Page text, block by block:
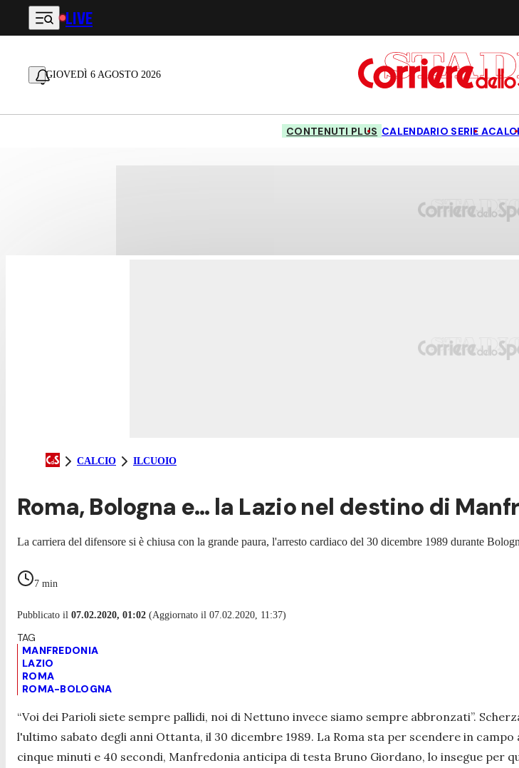
Vai al contenuto principale
LIVE
GIOVEDÌ 6 AGOSTO 2026
CONTENUTI PLUS CALENDARIO SERIE A
CALCIO ILCUOIO
Roma, Bologna e… la Lazio nel destino di
La carriera del difensore si è chiusa con la grande paura, l'arresto cardiaco del 30 dicembre 1989 durante
7 min
Pubblicato il 07.02.2020, 01:02 (Aggiornato il 07.02.2020, 11:37)
MANFREDONIA
LAZIO
ROMA
ROMA-BOLOGNA
“Voi dei Parioli siete sempre pallidi, noi di Nettuno invece siamo sempre abbronzati”.
l'ultimo sabato degli anni Ottanta, il 30 dicembre 1989. La Roma sta per scendere in
cinque minuti e 40 secondi, Manfredonia anticipa di testa Bruno Giordano, lo insegue per